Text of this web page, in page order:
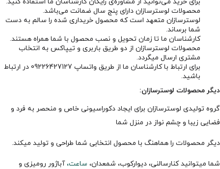
محصولات لوسترسازان دارای پنج سال ضمانت می‌باشد.
لوسترسازان متعهد است که محصول خریداری شده را سالم به دست
شما برساند.
کارشناسان ما تا زمان تحویل و نصب محصول با شما همراه هستند.
محصولات لوسترسازان از دو طریق باربری و تیپاکس به انتخاب
مشتری ارسال میگردد.
برای ارتباط با کارشناسان ما از طریق واتساپ 09226427127 در ارتباط
باشید.
دیگر محصولات لوسترسازان:
گروه تولیدی لوسترسازان برای ایجاد دکوراسیونی خاص و منحصر به فرد و
فضایی زیبا و چشم نواز در منزل شما
دیگر محصولات را هماهنگ با محصول انتخابی شما طراحی و تولید میکند.
شما میتوانید کنارسالنی، دیوارکوب، شمعدان، ساعت،آباژور رومیزی و